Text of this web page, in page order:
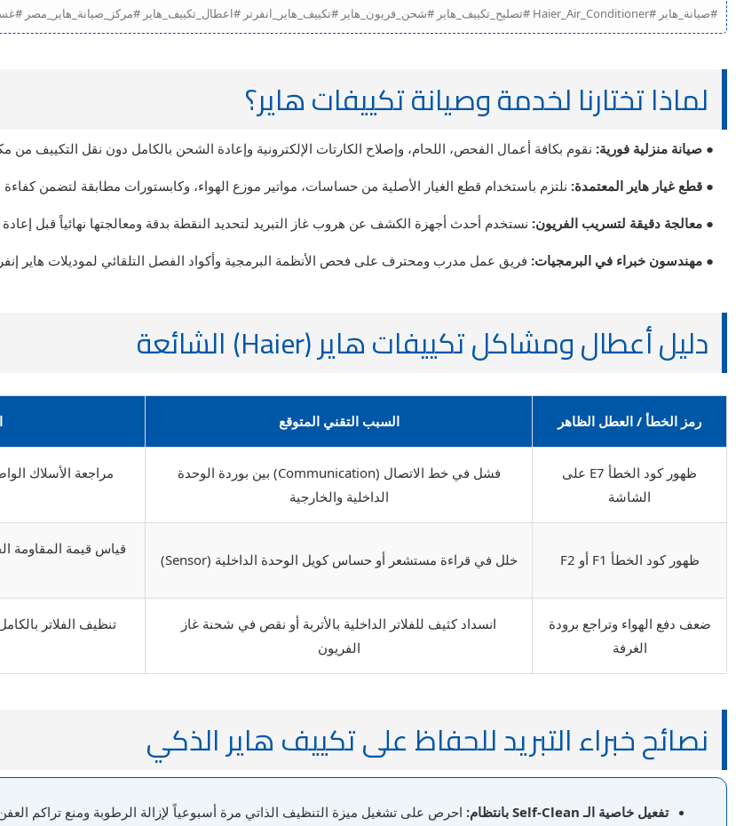
#صيانة_هاير #Haier_Air_Conditioner #تصليح_تكييف_هاير #شحن_فريون_هاير #تكييف_هاير_انفرتر #اعطال_تكييف_هاير #مركز_صيانة_هاير_مصر #غسيل_تكييف_Haier
لماذا تختارنا لخدمة وصيانة تكييفات هاير؟
● صيانة منزلية فورية: نقوم بكافة أعمال الفحص، اللحام، وإصلاح الكارتات الإلكترونية وإعادة الشحن بالكامل دون نقل التكييف من
● قطع غيار هاير المعتمدة: نلتزم باستخدام قطع الغيار الأصلية من حساسات، مواتير موزع الهواء، وكابستورات مطابقة لتضمن
● معالجة دقيقة لتسريب الفريون: نستخدم أحدث أجهزة الكشف عن هروب غاز التبريد لتحديد النقطة بدقة ومعالجتها نهائياً قبل
● مهندسون خبراء في البرمجيات: فريق عمل مدرب ومحترف على فحص الأنظمة البرمجية وأكواد الفصل التلقائي لموديلات هاير
دليل أعطال ومشاكل تكييفات هاير (Haier) الشائعة
رمز الخطأ / العطل الظاهر السبب التقني المتوقع
ظهور كود الخطأ E7 على
الشاشة
فشل في خط الاتصال (Communication) بين بوردة الوحدة
الداخلية والخارجية
مراجعة الأسلاك
ظهور كود الخطأ F1 أو F2 خلل في قراءة مستشعر أو حساس كويل الوحدة الداخلية (Sensor)
قياس قيمة المقاومة
ضعف دفع الهواء وتراجع برودة
الغرفة
انسداد كثيف للفلاتر الداخلية بالأتربة أو نقص في شحنة غاز
الفريون
تنظيف الفلاتر
نصائح خبراء التبريد للحفاظ على تكييف هاير الذكي
تفعيل خاصية الـ Self-Clean بانتظام:
احرص على تشغيل ميزة التنظيف الذاتي مرة أسبوعياً لإزالة الرطوبة ومنع تراكم